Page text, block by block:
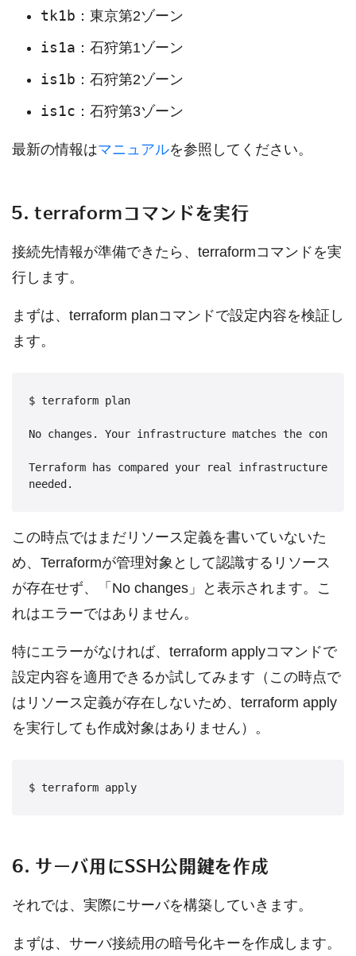
tk1b ：東京第2ゾーン
is1a ：石狩第1ゾーン
is1b ：石狩第2ゾーン
is1c ：石狩第3ゾーン
最新の情報はマニュアルを参照してください。
5. terraformコマンドを実行
接続先情報が準備できたら、terraformコマンドを実
行します。
まずは、terraform planコマンドで設定内容を検証し
ます。
$ terraform plan
No changes. Your infrastructure matches the
Terraform has compared your real infrastructure
needed.
この時点ではまだリソース定義を書いていないた
め、Terraformが管理対象として認識するリソース
が存在せず、「No changes」と表示されます。こ
れはエラーではありません。
特にエラーがなければ、terraform applyコマンドで
設定内容を適用できるか試してみます（この時点で
はリソース定義が存在しないため、terraform apply
を実行しても作成対象はありません）。
$ terraform apply
6. サーバ用にSSH公開鍵を作成
それでは、実際にサーバを構築していきます。
まずは、サーバ接続用の暗号化キーを作成します。